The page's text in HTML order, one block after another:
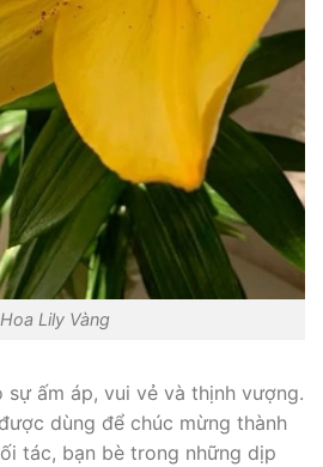
Hoa Lily Vàng
sự ấm áp, vui vẻ và thịnh vượng.
dùng để chúc mừng thành
tác, bạn bè trong những dịp